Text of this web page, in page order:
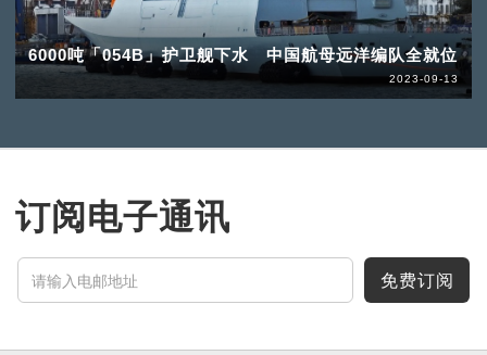
6000吨「054B」护卫舰下水 中国航母远洋编队全就位
2023-09-13
订阅电子通讯
免费订阅